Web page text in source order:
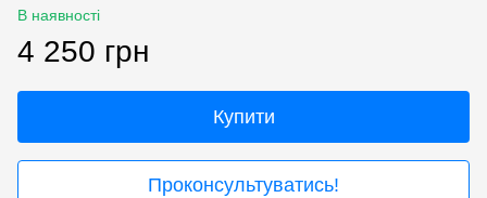
В наявності
4 250 грн
Купити
Проконсультуватись!